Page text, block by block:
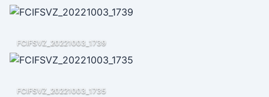
FCIFSVZ_20221003_1739
FCIFSVZ_20221003_1735